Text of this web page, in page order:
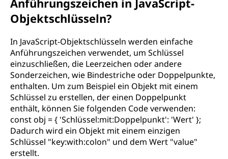
Anführungszeichen in JavaScript-
Objektschlüsseln?
In JavaScript-Objektschlüsseln werden einfache
Anführungszeichen verwendet, um Schlüssel
einzuschließen, die Leerzeichen oder andere
Sonderzeichen, wie Bindestriche oder Doppelpunkte,
enthalten. Um zum Beispiel ein Objekt mit einem
Schlüssel zu erstellen, der einen Doppelpunkt
enthält, können Sie folgenden Code verwenden:
const obj = { 'Schlüssel:mit:Doppelpunkt': 'Wert' };
Dadurch wird ein Objekt mit einem einzigen
Schlüssel "key:with:colon" und dem Wert "value"
erstellt.